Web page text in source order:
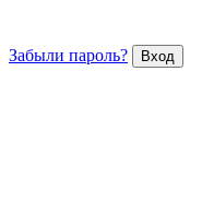
Забыли пароль?